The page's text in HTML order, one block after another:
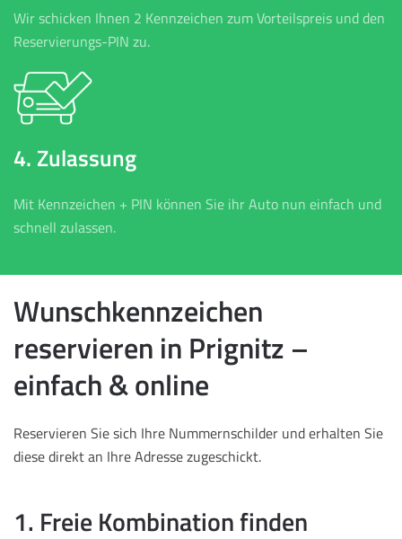
Wir schicken Ihnen 2 Kennzeichen zum Vorteilspreis und den
Reservierungs-PIN zu.
4. Zulassung
Mit Kennzeichen + PIN können Sie ihr Auto nun einfach und
schnell zulassen.
Wunschkennzeichen
reservieren in Prignitz –
einfach & online
Reservieren Sie sich Ihre Nummernschilder und erhalten Sie
diese direkt an Ihre Adresse zugeschickt.
1. Freie Kombination finden